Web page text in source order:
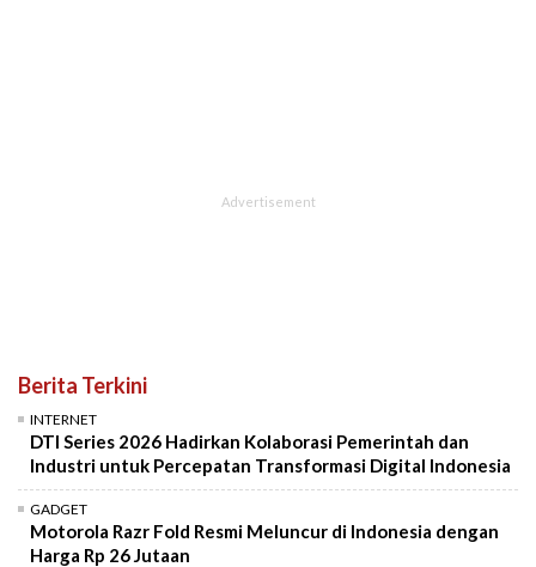
Berita Terkini
INTERNET
DTI Series 2026 Hadirkan Kolaborasi Pemerintah dan
Industri untuk Percepatan Transformasi Digital Indonesia
GADGET
Motorola Razr Fold Resmi Meluncur di Indonesia dengan
Harga Rp 26 Jutaan